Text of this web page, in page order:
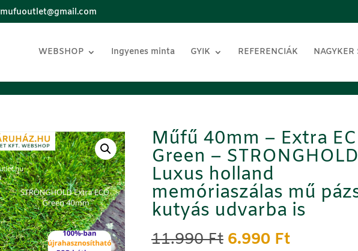
mufuoutlet@gmail.com
WEBSHOP Ingyenes minta GYIK REFERENCIÁK NAGYKER
Műfű 40mm – Extra
Green – STRONGHOLD
Luxus holland
memóriaszálas mű
kutyás udvarba is
11.990Ft Original
6.990 FtCurrent